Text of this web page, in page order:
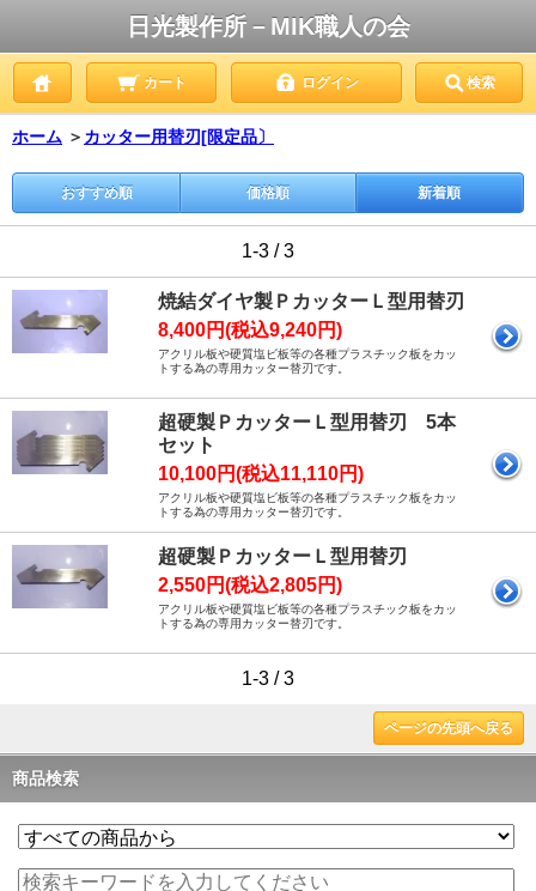
日光製作所－MIK職人の会
カート ログイン 検索
ホーム ＞ カッター用替刃[限定品〕
おすすめ順 価格順 新着順
1-3 / 3
焼結ダイヤ製ＰカッターＬ型用替刃
8,400円(税込9,240円)
アクリル板や硬質塩ビ板等の各種プラスチック板をカッ
トする為の専用カッター替刃です。
超硬製ＰカッターＬ型用替刃 5本
セット
10,100円(税込11,110円)
アクリル板や硬質塩ビ板等の各種プラスチック板をカッ
トする為の専用カッター替刃です。
超硬製ＰカッターＬ型用替刃
2,550円(税込2,805円)
アクリル板や硬質塩ビ板等の各種プラスチック板をカッ
トする為の専用カッター替刃です。
1-3 / 3
ページの先頭へ戻る
商品検索